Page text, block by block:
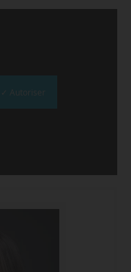
✓ Autoriser